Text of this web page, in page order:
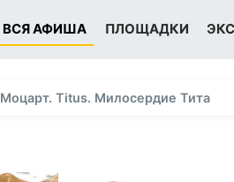
ВСЯ АФИША ПЛОЩАДКИ
Моцарт. Titus. Милосердие Тита